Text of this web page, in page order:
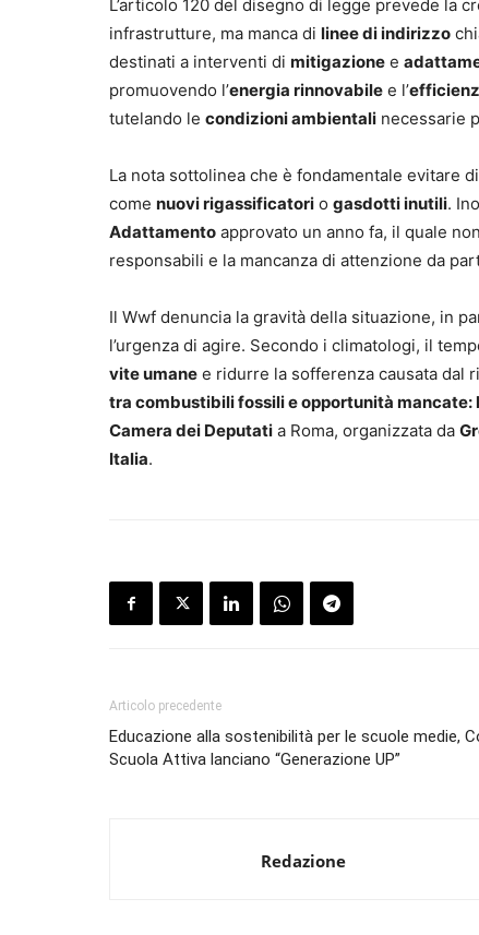
L’articolo 120 del disegno di legge prevede la
infrastrutture, ma manca di linee di indirizzo
destinati a interventi di mitigazione e
promuovendo l’energia rinnovabile e l’
tutelando le condizioni ambientali necessarie
La nota sottolinea che è fondamentale evitare
come nuovi rigassificatori o gasdotti inutili.
Adattamento approvato un anno fa, il quale
responsabili e la mancanza di attenzione da
Il Wwf denuncia la gravità della situazione, in
l’urgenza di agire. Secondo i climatologi, il
vite umane e ridurre la sofferenza causata dal
tra combustibili fossili e opportunità mancate:
Camera dei Deputati a Roma, organizzata da
Italia.
Articolo precedente
Educazione alla sostenibilità per le scuole medie,
Scuola Attiva lanciano “Generazione UP”
Redazione